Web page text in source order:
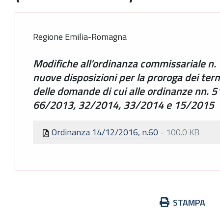
Regione Emilia-Romagna
Modifiche all’ordinanza commissariale
nuove disposizioni per la proroga dei
delle domande di cui alle ordinanze nn.
66/2013, 32/2014, 33/2014 e 15/2015
Ordinanza 14/12/2016, n.60 - 100.0 KB
STAMPA